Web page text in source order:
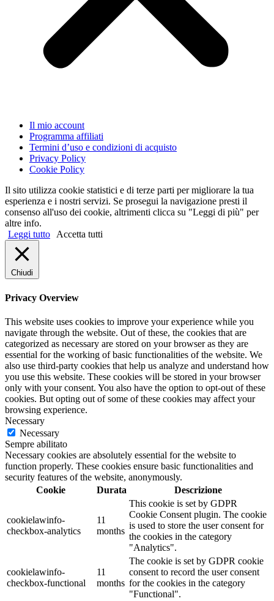
Il mio account
Programma affiliati
Termini d’uso e condizioni di acquisto
Privacy Policy
Cookie Policy
Il sito utilizza cookie statistici e di terze parti per migliorare la tua
esperienza e i nostri servizi. Se prosegui la navigazione presti il
consenso all'uso dei cookie, altrimenti clicca su "Leggi di più" per
altre info.
Leggi tutto
Accetta tutti
Chiudi
Privacy Overview
This website uses cookies to improve your experience while you
navigate through the website. Out of these, the cookies that are
categorized as necessary are stored on your browser as they are
essential for the working of basic functionalities of the website. We
also use third-party cookies that help us analyze and understand how
you use this website. These cookies will be stored in your browser
only with your consent. You also have the option to opt-out of these
cookies. But opting out of some of these cookies may affect your
browsing experience.
Necessary
Necessary
Sempre abilitato
Necessary cookies are absolutely essential for the website to
function properly. These cookies ensure basic functionalities and
security features of the website, anonymously.
Cookie
Durata Descrizione
cookielawinfo-
checkbox-analytics
11
months
This cookie is set by GDPR
Cookie Consent plugin. The cookie
is used to store the user consent for
the cookies in the category
"Analytics".
cookielawinfo-
checkbox-functional
11
months
The cookie is set by GDPR cookie
consent to record the user consent
for the cookies in the category
"Functional".